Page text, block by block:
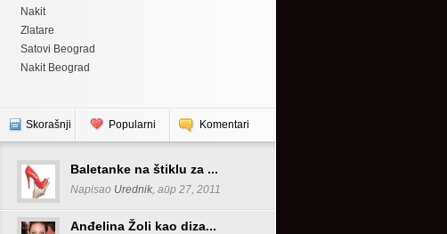
Nakit
Zlatare
Satovi Beograd
Nakit Beograd
Skorašnji Popularni Komentari
Baletanke na štiklu za ...
Napisao Urednik, апр 27, 2011
Anđelina Žoli kao diza...